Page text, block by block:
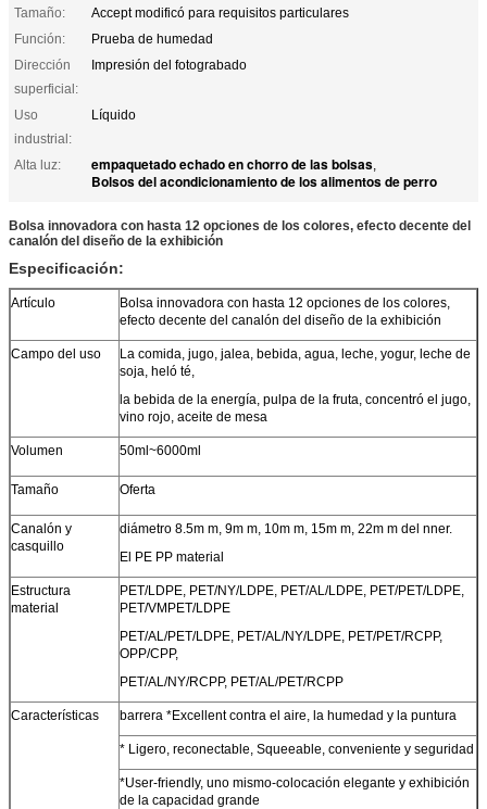
Tamaño:
Accept modificó para requisitos particulares
Función:
Prueba de humedad
Dirección
superficial:
Impresión del fotograbado
Uso
industrial:
Líquido
Alta luz: empaquetado echado en chorro de las bolsas,
Bolsos del acondicionamiento de los alimentos de perro
Bolsa innovadora con hasta 12 opciones de los colores, efecto decente del
canalón del diseño de la exhibición
Especificación:
Artículo
Bolsa innovadora con hasta 12 opciones de los colores,
efecto decente del canalón del diseño de la exhibición
Campo del uso
La comida, jugo, jalea, bebida, agua, leche, yogur, leche de
soja, heló té,
la bebida de la energía, pulpa de la fruta, concentró el jugo,
vino rojo, aceite de mesa
Volumen 50ml~6000ml
Tamaño Oferta
Canalón y
casquillo
diámetro 8.5m m, 9m m, 10m m, 15m m, 22m m del nner.
El PE PP material
Estructura
material
PET/LDPE, PET/NY/LDPE, PET/AL/LDPE, PET/PET/LDPE,
PET/VMPET/LDPE
PET/AL/PET/LDPE, PET/AL/NY/LDPE, PET/PET/RCPP,
OPP/CPP,
PET/AL/NY/RCPP, PET/AL/PET/RCPP
Características barrera *Excellent contra el aire, la humedad y la puntura
* Ligero, reconectable, Squeeable, conveniente y seguridad
*User-friendly, uno mismo-colocación elegante y exhibición
de la capacidad grande